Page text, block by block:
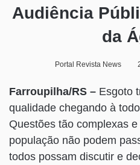
Audiência
da
Portal Revista News
Farroupilha/RS – Esgoto
qualidade chegando à
Questões tão complexas
população não podem
todos possam discutir e